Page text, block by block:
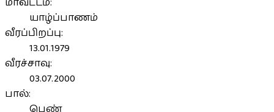
யாழ்ப்பாணம்
வீரப்பிறப்பு:
13.01.1979
வீரச்சாவு:
03.07.2000
பால்: